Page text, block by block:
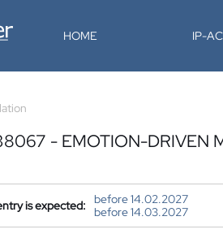
HOME IP-
- EMOTION-DRIVEN
is expected:
before 14.02.2027
before 14.03.2027